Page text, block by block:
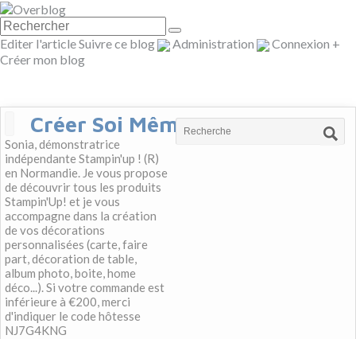
Editer l'articleSuivre ce blog Administration Connexion +
Créer mon blog
Créer Soi Même
Sonia, démonstratrice
indépendante Stampin'up ! (R)
en Normandie. Je vous propose
de découvrir tous les produits
Stampin'Up! et je vous
accompagne dans la création
de vos décorations
personnalisées (carte, faire
part, décoration de table,
album photo, boite, home
déco...). Si votre commande est
inférieure à €200, merci
d'indiquer le code hôtesse
NJ7G4KNG